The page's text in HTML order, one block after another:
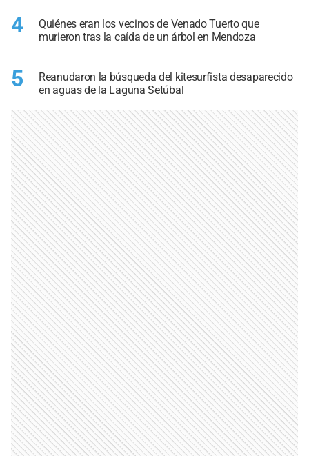
4
Quiénes eran los vecinos de Venado Tuerto que
murieron tras la caída de un árbol en Mendoza
5
Reanudaron la búsqueda del kitesurfista desaparecido
en aguas de la Laguna Setúbal